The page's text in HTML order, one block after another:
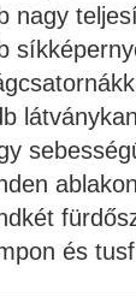
nagy
és